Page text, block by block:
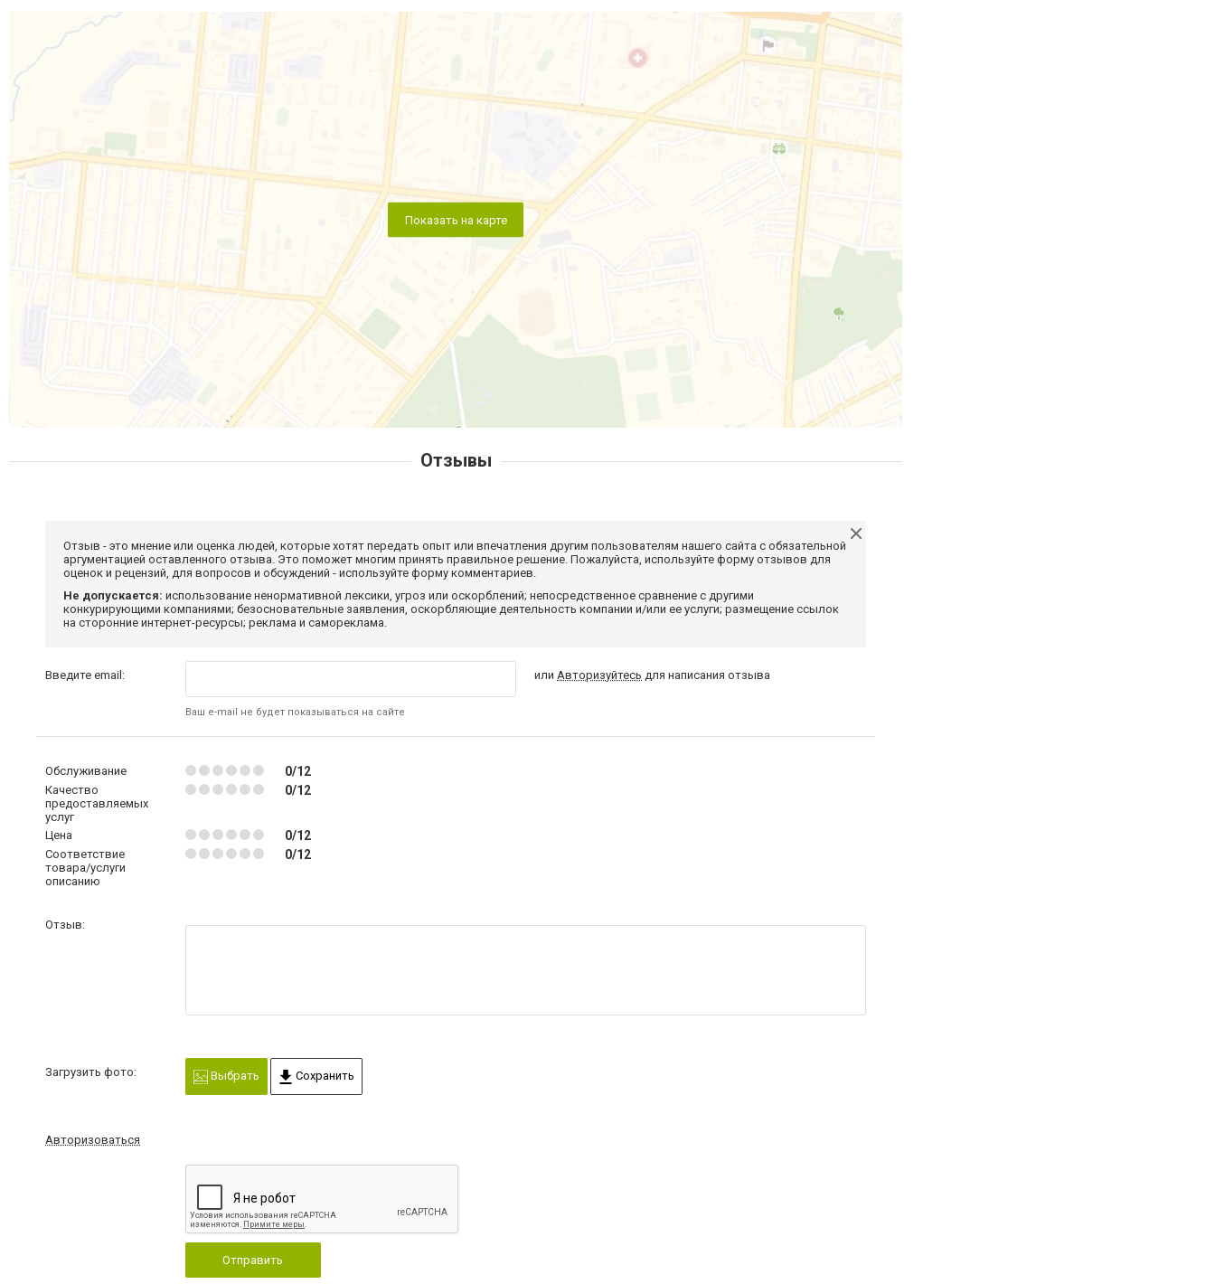
Показать на карте
Отзывы
Отзыв - это мнение или оценка людей, которые хотят передать опыт или впечатления другим пользователям нашего сайта с обязательной
аргументацией оставленного отзыва. Это поможет многим принять правильное решение. Пожалуйста, используйте форму отзывов для
оценок и рецензий, для вопросов и обсуждений - используйте форму комментариев.
Не допускается: использование ненормативной лексики, угроз или оскорблений; непосредственное сравнение с другими
конкурирующими компаниями; безосновательные заявления, оскорбляющие деятельность компании и/или ее услуги; размещение ссылок
на сторонние интернет-ресурсы; реклама и самореклама.
Введите email:
Ваш e-mail не будет показываться на сайте
илиАвторизуйтесь для написания отзыва
Обслуживание 0/12
Качество
предоставляемых
услуг
0/12
Цена 0/12
Соответствие
товара/услуги
описанию
0/12
Отзыв:
Загрузить фото: Выбрать Сохранить
Авторизоваться
Отправить